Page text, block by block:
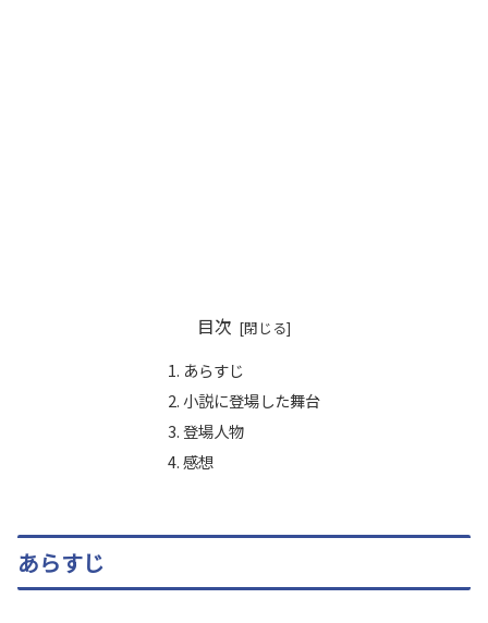
目次
あらすじ
小説に登場した舞台
登場人物
感想
あらすじ